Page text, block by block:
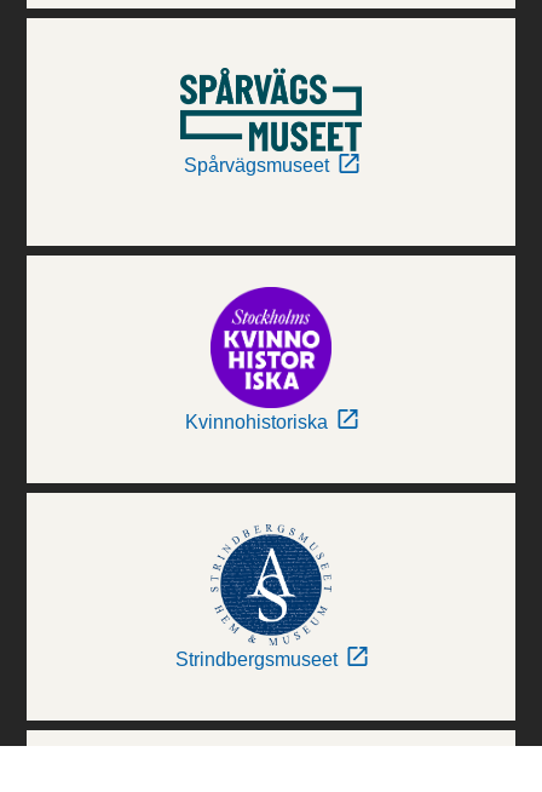
Spårvägsmuseet
Kvinnohistoriska
Strindbergsmuseet